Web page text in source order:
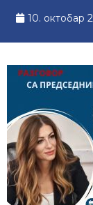
10. октобар